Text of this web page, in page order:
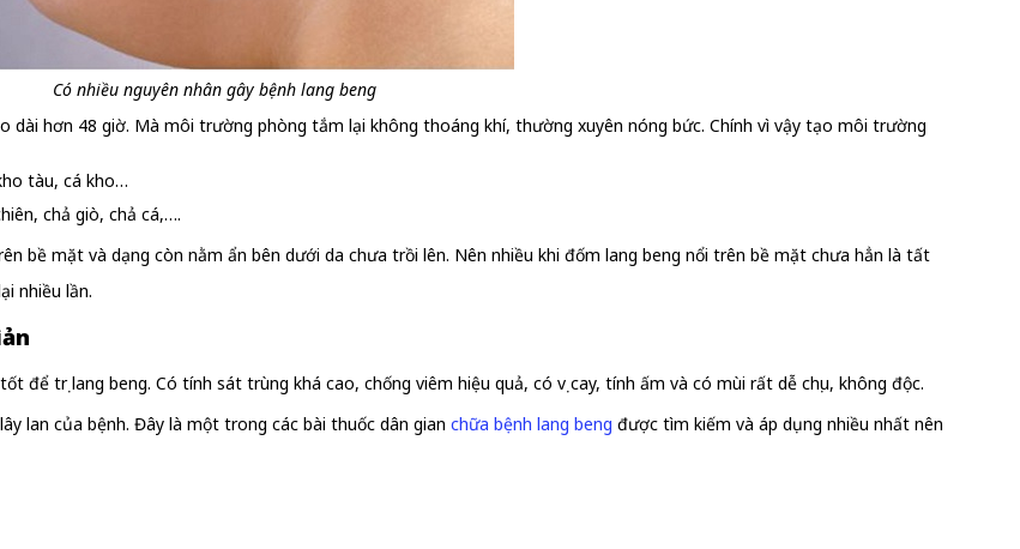
Có nhiều nguyên nhân gây bệnh lang beng
dài hơn 48 giờ. Mà môi trường phòng tắm lại không thoáng khí, thường xuyên nóng bức. Chính vì vậy tạo môi trường
tàu, cá kho…
chả giò, chả cá,….
bề mặt và dạng còn nằm ẩn bên dưới da chưa trồi lên. Nên nhiều khi đốm lang beng nổi trên bề mặt chưa hẳn là tất
nhiều lần.
để trị lang beng. Có tính sát trùng khá cao, chống viêm hiệu quả, có vị cay, tính ấm và có mùi rất dễ chịu, không độc.
lan của bệnh. Đây là một trong các bài thuốc dân gian chữa bệnh lang beng được tìm kiếm và áp dụng nhiều nhất nên